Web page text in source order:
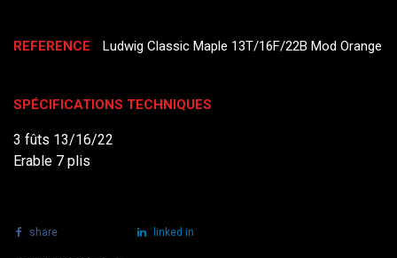
REFERENCE Ludwig Classic Maple 13T/16F/22B Mod Orange
SPÉCIFICATIONS TECHNIQUES
3 fûts 13/16/22
Erable 7 plis
share linked in